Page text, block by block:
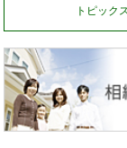
トピック